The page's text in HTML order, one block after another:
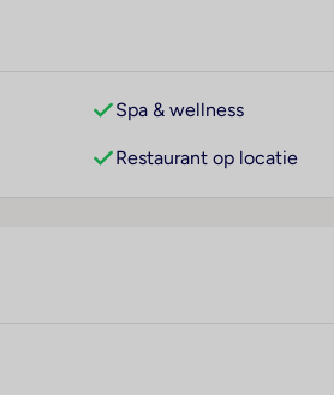
Spa & wellness
Restaurant op locatie